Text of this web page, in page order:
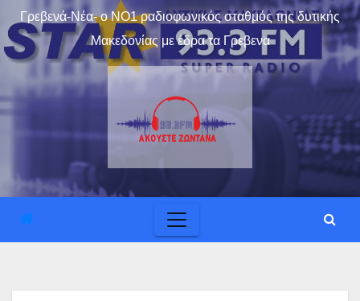
Γρεβενά-Νέα- ο ΝΟ1 ραδιοφωνικός σταθμός της δυτικής
Μακεδονίας με έδρα τα Γρεβενα